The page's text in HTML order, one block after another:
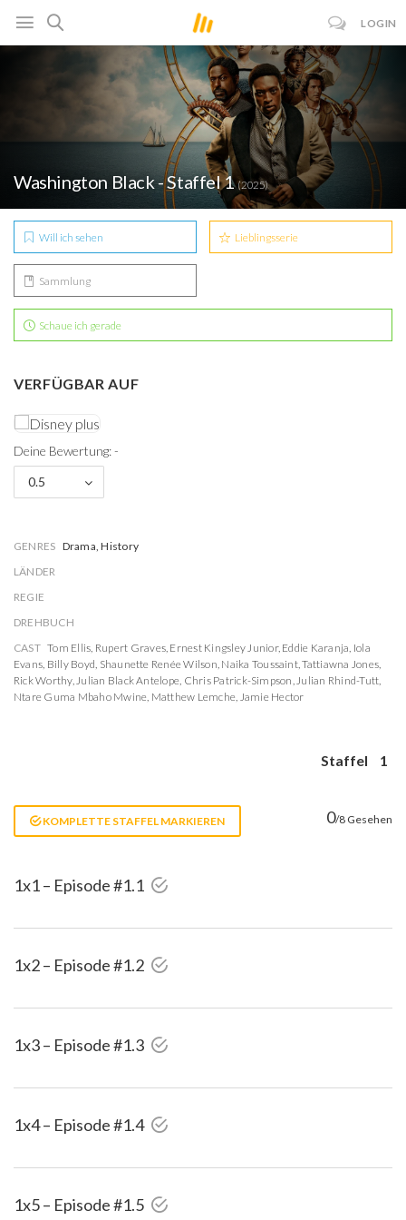
LOGIN
Washington Black - Staffel 1(2025)
Will ich sehen Lieblingsserie
Sammlung
Schaue ich gerade
VERFÜGBAR AUF
Deine Bewertung: -
0.5
GENRES Drama, History
LÄNDER
REGIE
DREHBUCH
CAST Tom Ellis, Rupert Graves, Ernest Kingsley Junior, Eddie Karanja, Iola
Evans, Billy Boyd, Shaunette Renée Wilson, Naika Toussaint,Tattiawna Jones,
Rick Worthy,Julian Black Antelope, Chris Patrick-Simpson,Julian Rhind-Tutt,
Ntare Guma Mbaho Mwine, Matthew Lemche, Jamie Hector
Staffel 1
KOMPLETTE STAFFEL MARKIEREN 0/8 Gesehen
1x1 – Episode #1.1
1x2 – Episode #1.2
1x3 – Episode #1.3
1x4 – Episode #1.4
1x5 – Episode #1.5